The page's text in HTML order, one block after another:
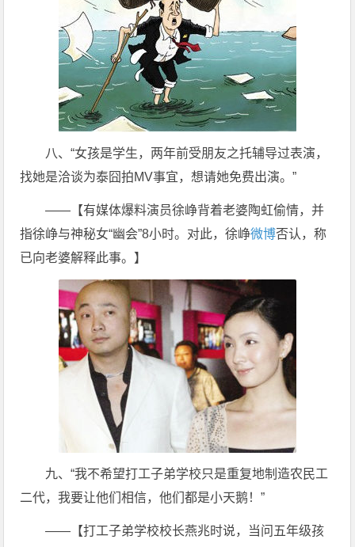
八、“女孩是学生，两年前受朋友之托辅导过表演，
找她是洽谈为泰囧拍MV事宜，想请她免费出演。”
——【有媒体爆料演员徐峥背着老婆陶虹偷情，并
指徐峥与神秘女“幽会”8小时。对此，徐峥微博否认，称
已向老婆解释此事。】
九、“我不希望打工子弟学校只是重复地制造农民工
二代，我要让他们相信，他们都是小天鹅！”
——【打工子弟学校校长燕兆时说，当问五年级孩